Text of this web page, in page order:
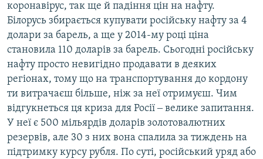
коронавірус, так ще й падіння цін на нафту.
Білорусь збирається купувати російську нафту за 4
долари за барель, а ще у 2014-му році ціна
становила 110 доларів за барель. Сьогодні російську
нафту просто невигідно продавати в деяких
регіонах, тому що на транспортування до кордону
ти витрачаєш більше, ніж за неї отримуєш. Чим
відгукнеться ця криза для Росії ‒ велике запитання.
У неї є 500 мільярдів доларів золотовалютних
резервів, але 30 з них вона спалила за тиждень на
підтримку курсу рубля. По суті, російський уряд або